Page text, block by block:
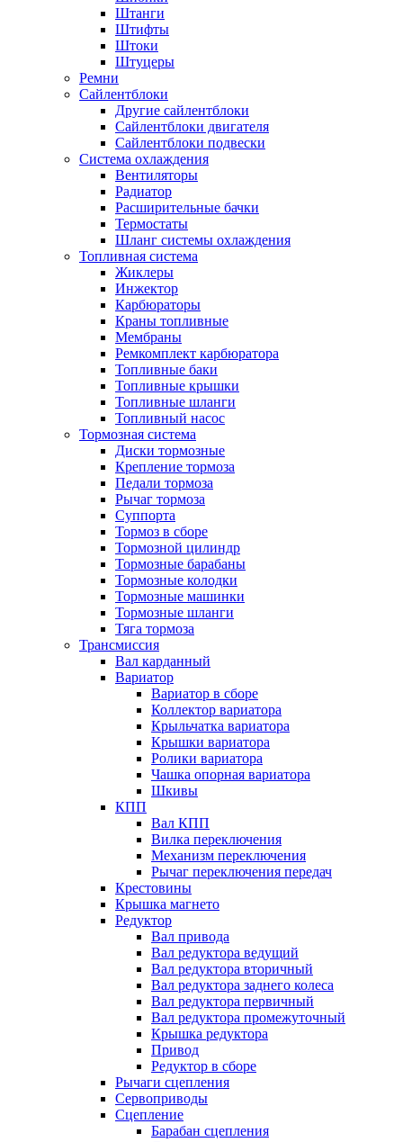
Штанги
Штифты
Штоки
Штуцеры
Ремни
Сайлентблоки
Другие сайлентблоки
Сайлентблоки двигателя
Сайлентблоки подвески
Система охлаждения
Вентиляторы
Радиатор
Расширительные бачки
Термостаты
Шланг системы охлаждения
Топливная система
Жиклеры
Инжектор
Карбюраторы
Краны топливные
Мембраны
Ремкомплект карбюратора
Топливные баки
Топливные крышки
Топливные шланги
Топливный насос
Тормозная система
Диски тормозные
Крепление тормоза
Педали тормоза
Рычаг тормоза
Суппорта
Тормоз в сборе
Тормозной цилиндр
Тормозные барабаны
Тормозные колодки
Тормозные машинки
Тормозные шланги
Тяга тормоза
Трансмиссия
Вал карданный
Вариатор
Вариатор в сборе
Коллектор вариатора
Крыльчатка вариатора
Крышки вариатора
Ролики вариатора
Чашка опорная вариатора
Шкивы
КПП
Вал КПП
Вилка переключения
Механизм переключения
Рычаг переключения передач
Крестовины
Крышка магнето
Редуктор
Вал привода
Вал редуктора ведущий
Вал редуктора вторичный
Вал редуктора заднего колеса
Вал редуктора первичный
Вал редуктора промежуточный
Крышка редуктора
Привод
Редуктор в сборе
Рычаги сцепления
Сервоприводы
Сцепление
Барабан сцепления